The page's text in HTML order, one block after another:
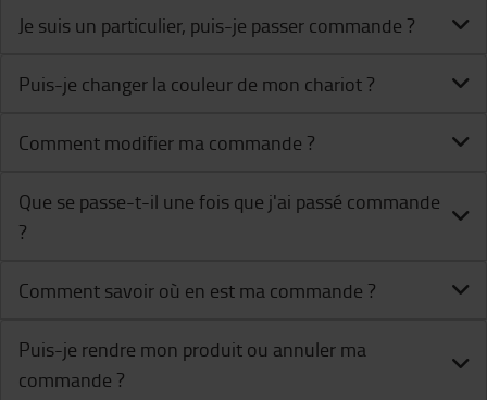
Je suis un particulier, puis-je passer commande ?
Puis-je changer la couleur de mon chariot ?
Comment modifier ma commande ?
Que se passe-t-il une fois que j'ai passé commande
?
Comment savoir où en est ma commande ?
Puis-je rendre mon produit ou annuler ma
commande ?